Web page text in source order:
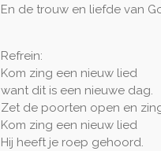
En de trouw en liefde van
Refrein:
Kom zing een nieuw lied
want dit is een nieuwe dag.
Zet de poorten open en
Kom zing een nieuw lied
Hij heeft je roep gehoord.